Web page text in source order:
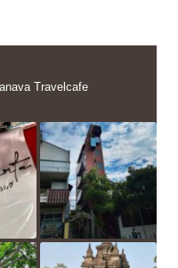
Travelcafe